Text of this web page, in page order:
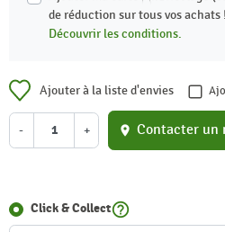
de réduction sur tous vos achats !
Découvrir les conditions.
Ajouter à la liste d'envies
- + location_on Contacter un
Click & Collecthelp_outline